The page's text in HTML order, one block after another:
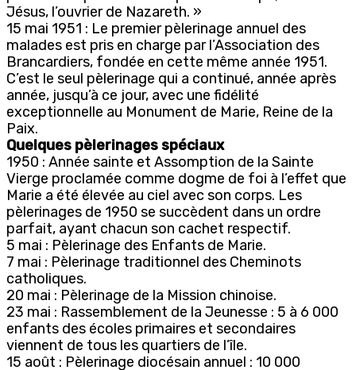
Jésus, l’ouvrier de Nazareth. »
15 mai 1951 : Le premier pèlerinage annuel des
malades est pris en charge par l’Association des
Brancardiers, fondée en cette même année 1951.
C’est le seul pèlerinage qui a continué, année après
année, jusqu’à ce jour, avec une fidélité
exceptionnelle au Monument de Marie, Reine de la
Paix.
Quelques pèlerinages spéciaux
1950 : Année sainte et Assomption de la Sainte
Vierge proclamée comme dogme de foi à l’effet que
Marie a été élevée au ciel avec son corps. Les
pèlerinages de 1950 se succèdent dans un ordre
parfait, ayant chacun son cachet respectif.
5 mai : Pèlerinage des Enfants de Marie.
7 mai : Pèlerinage traditionnel des Cheminots
catholiques.
20 mai : Pèlerinage de la Mission chinoise.
23 mai : Rassemblement de la Jeunesse : 5 à 6 000
enfants des écoles primaires et secondaires
viennent de tous les quartiers de l’île.
15 août : Pèlerinage diocésain annuel : 10 000